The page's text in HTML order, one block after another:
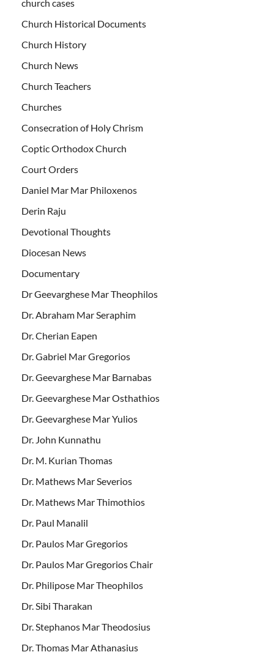
church cases
Church Historical Documents
Church History
Church News
Church Teachers
Churches
Consecration of Holy Chrism
Coptic Orthodox Church
Court Orders
Daniel Mar Mar Philoxenos
Derin Raju
Devotional Thoughts
Diocesan News
Documentary
Dr Geevarghese Mar Theophilos
Dr. Abraham Mar Seraphim
Dr. Cherian Eapen
Dr. Gabriel Mar Gregorios
Dr. Geevarghese Mar Barnabas
Dr. Geevarghese Mar Osthathios
Dr. Geevarghese Mar Yulios
Dr. John Kunnathu
Dr. M. Kurian Thomas
Dr. Mathews Mar Severios
Dr. Mathews Mar Thimothios
Dr. Paul Manalil
Dr. Paulos Mar Gregorios
Dr. Paulos Mar Gregorios Chair
Dr. Philipose Mar Theophilos
Dr. Sibi Tharakan
Dr. Stephanos Mar Theodosius
Dr. Thomas Mar Athanasius